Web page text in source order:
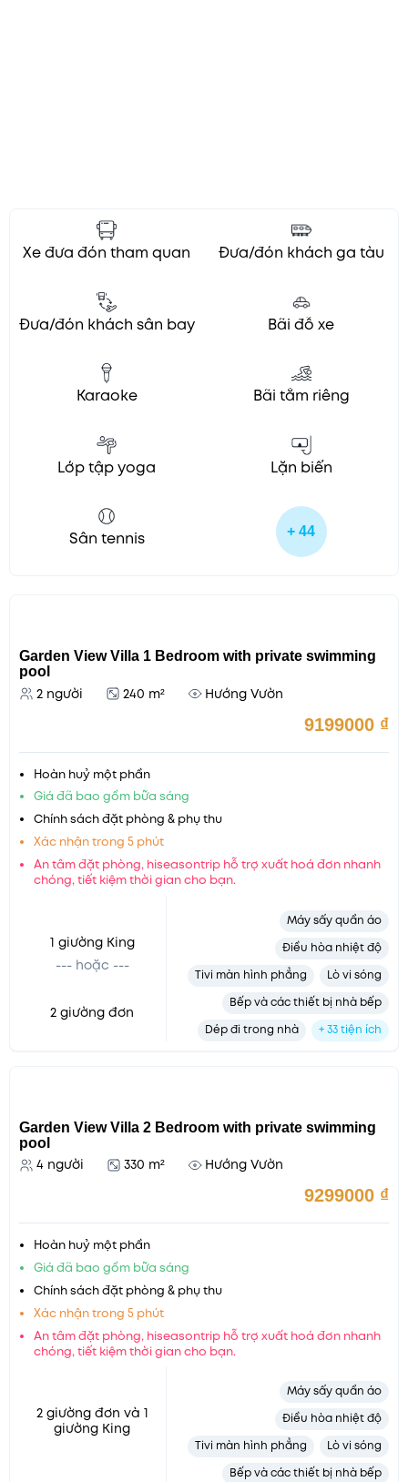
Xe đưa đón tham quan Đưa/đón khách ga tàu
Đưa/đón khách sân bay Bãi đỗ xe
Karaoke Bãi tắm riêng
Lớp tập yoga Lặn biển
Sân tennis + 44
Garden View Villa 1 Bedroom with private swimming
pool
2 người
240 m² Hướng Vườn
9199000 ₫
Hoàn huỷ một phần
Giá đã bao gồm bữa sáng
Chính sách đặt phòng & phụ thu
Xác nhận trong 5 phút
An tâm đặt phòng, hiseasontrip hỗ trợ xuất hoá đơn nhanh
chóng, tiết kiệm thời gian cho bạn.
1 giường King
2 giường đơn
Máy sấy quần áo
Điều hòa nhiệt độ
Tivi màn hình phẳng
Lò vi sóng
Bếp và các thiết bị nhà bếp
Dép đi trong nhà
+ 33 tiện ích
Garden View Villa 2 Bedroom with private swimming
pool
4 người
330 m² Hướng Vườn
9299000 ₫
Hoàn huỷ một phần
Giá đã bao gồm bữa sáng
Chính sách đặt phòng & phụ thu
Xác nhận trong 5 phút
An tâm đặt phòng, hiseasontrip hỗ trợ xuất hoá đơn nhanh
chóng, tiết kiệm thời gian cho bạn.
2 giường đơn và 1
giường King
Máy sấy quần áo
Điều hòa nhiệt độ
Tivi màn hình phẳng
Lò vi sóng
Bếp và các thiết bị nhà bếp